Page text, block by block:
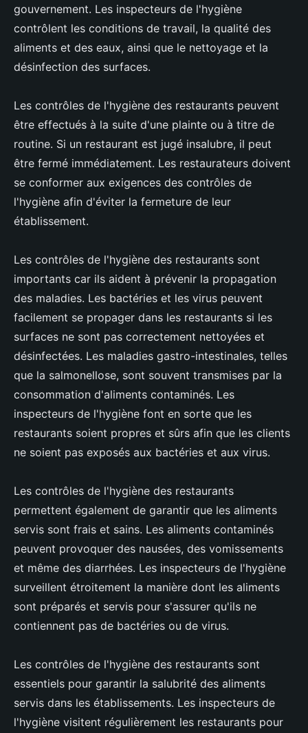
gouvernement. Les inspecteurs de l'hygiène
contrôlent les conditions de travail, la qualité des
aliments et des eaux, ainsi que le nettoyage et la
désinfection des surfaces.
Les contrôles de l'hygiène des restaurants peuvent
être effectués à la suite d'une plainte ou à titre de
routine. Si un restaurant est jugé insalubre, il peut
être fermé immédiatement. Les restaurateurs doivent
se conformer aux exigences des contrôles de
l'hygiène afin d'éviter la fermeture de leur
établissement.
Les contrôles de l'hygiène des restaurants sont
importants car ils aident à prévenir la propagation
des maladies. Les bactéries et les virus peuvent
facilement se propager dans les restaurants si les
surfaces ne sont pas correctement nettoyées et
désinfectées. Les maladies gastro-intestinales, telles
que la salmonellose, sont souvent transmises par la
consommation d'aliments contaminés. Les
inspecteurs de l'hygiène font en sorte que les
restaurants soient propres et sûrs afin que les clients
ne soient pas exposés aux bactéries et aux virus.
Les contrôles de l'hygiène des restaurants
permettent également de garantir que les aliments
servis sont frais et sains. Les aliments contaminés
peuvent provoquer des nausées, des vomissements
et même des diarrhées. Les inspecteurs de l'hygiène
surveillent étroitement la manière dont les aliments
sont préparés et servis pour s'assurer qu'ils ne
contiennent pas de bactéries ou de virus.
Les contrôles de l'hygiène des restaurants sont
essentiels pour garantir la salubrité des aliments
servis dans les établissements. Les inspecteurs de
l'hygiène visitent régulièrement les restaurants pour